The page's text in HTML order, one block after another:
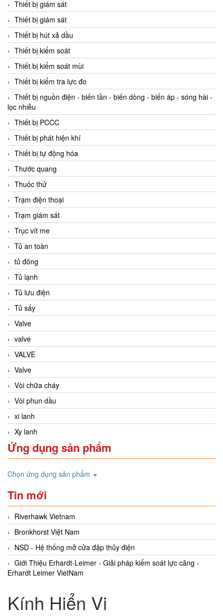
Thiết bị giám sát
Thiết bị giám sát
Thiết bị hút xả dầu
Thiết bị kiểm soát
Thiết bị kiểm soát mùi
Thiết bị kiểm tra lực đo
Thiết bị nguồn điện - biến tần - biến dòng - biến áp - sóng hài -
lọc nhiễu
Thiết bị PCCC
Thiết bị phát hiện khí
Thiết bị tự động hóa
Thước quang
Thuốc thử
Trạm điện thoại
Trạm giám sát
Trục vít me
Tủ an toàn
tủ đông
Tủ lạnh
Tủ lưu điện
Tủ sấy
Valve
valve
VALVE
Valve
Vòi chữa cháy
Vòi phun dầu
xi lanh
Xy lanh
Ứng dụng sản phẩm
Chọn ứng dụng sản phẩm
Tin mới
Riverhawk Vietnam
Bronkhorst Việt Nam
NSD - Hệ thống mở cửa đập thủy điện
Giới Thiệu Erhardt-Leimer - Giải pháp kiểm soát lực căng -
Erhardt Leimer VietNam
Kính Hiển Vi